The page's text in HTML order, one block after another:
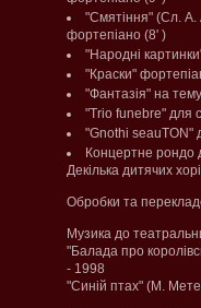
"Смятіння" (Сл. А.
фортепіано (8' )
"Народні
"Краски"
"Фантазія" на
"Trio funebre" для
"Gnothi seauTON"
Концертне рондо
Декілька дитячих
Обробки та
Музика до
"Балада про
- 1998
"Синій птах" (М.